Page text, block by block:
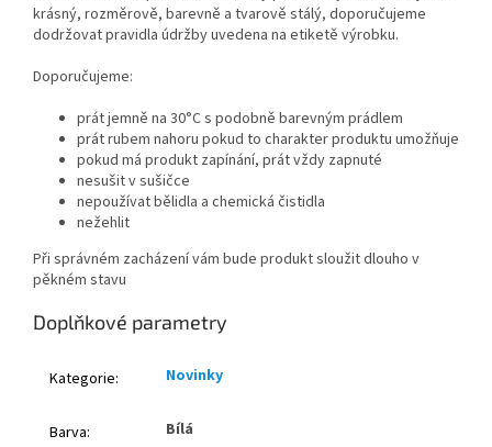
krásný, rozměrově, barevně a tvarově stálý, doporučujeme
dodržovat pravidla údržby uvedena na etiketě výrobku.
Doporučujeme:
prát jemně na 30°C s podobně barevným prádlem
prát rubem nahoru pokud to charakter produktu umožňuje
pokud má produkt zapínání, prát vždy zapnuté
nesušit v sušičce
nepoužívat bělidla a chemická čistidla
nežehlit
Při správném zacházení vám bude produkt sloužit dlouho v
pěkném stavu
Doplňkové parametry
Kategorie: Novinky
Barva: Bílá